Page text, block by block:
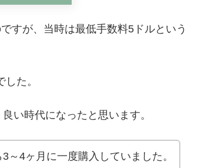
すが、当時は最低手数料5ドルという
た。
い時代になったと思います。
～4ヶ月に一度購入していました。